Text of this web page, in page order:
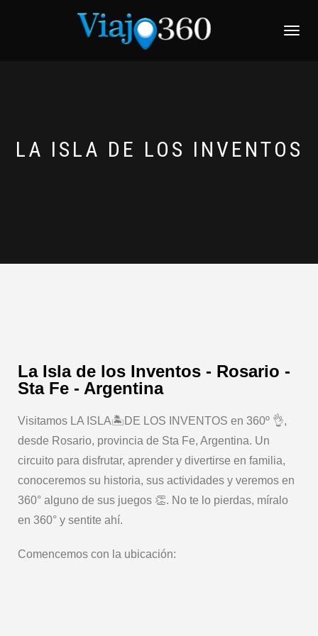
LA ISLA DE LOS INVENTOS
La Isla de los Inventos - Rosario -
Sta Fe - Argentina
Visitamos LA ISLA🏝️DE LOS INVENTOS en 360º 👌,
desde Rosario, provincia de Sta Fe, Argentina. Un
circuito para disfrutar, aprender y divertirse en familia,
conoceremos su historia, sus actividades y veremos en
360° alguno de sus juegos 👏. No te lo pierdas, míralo
en 360° y sentite ahí.
Comencemos con la ubicación: